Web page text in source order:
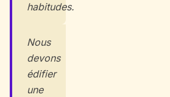
habitudes.
Nous
devons
édifier
une